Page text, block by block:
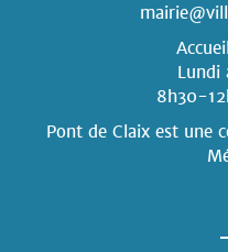
Lundi
8h30-
Pont de Claix est une